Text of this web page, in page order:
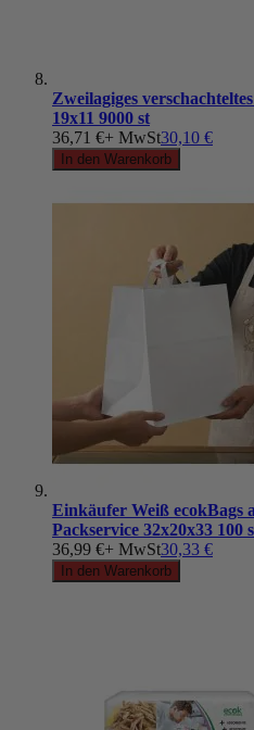
Zweilagiges
19x11 9000 st
36,71 €+ MwSt30,10 €
In den Warenkorb
Einkäufer Weiß ecokBags
Packservice 32x20x33 100
36,99 €+ MwSt30,33 €
In den Warenkorb